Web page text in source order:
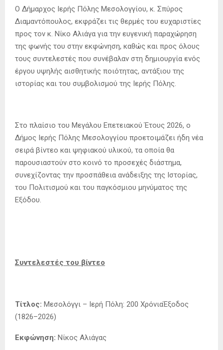
Ο Δήμαρχος Ιερής Πόλης Μεσολογγίου, κ. Σπύρος
Διαμαντόπουλος, εκφράζει τις θερμές του ευχαριστίες
προς τον κ. Νίκο Αλιάγα για την ευγενική παραχώρηση
της φωνής του στην εκφώνηση, καθώς και προς όλους
τους συντελεστές που συνέβαλαν στη δημιουργία ενός
έργου υψηλής αισθητικής ποιότητας, αντάξιου της
ιστορίας και του συμβολισμού της Ιερής Πόλης.
Στο πλαίσιο του Μεγάλου Επετειακού Έτους 2026, ο
Δήμος Ιερής Πόλης Μεσολογγίου προετοιμάζει ήδη νέα
σειρά βίντεο και ψηφιακού υλικού, τα οποία θα
παρουσιαστούν στο κοινό το προσεχές διάστημα,
συνεχίζοντας την προσπάθεια ανάδειξης της Ιστορίας,
του Πολιτισμού και του παγκόσμιου μηνύματος της
Εξόδου.
Συντελεστές του βίντεο
Τίτλος: Μεσολόγγι – Ιερή Πόλη: 200 ΧρόνιαΈξοδος
(1826–2026)
Εκφώνηση: Νίκος Αλιάγας